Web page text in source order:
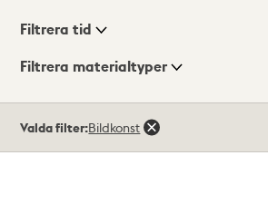
Visningsläge
Filtrera tid
Filtrera materialtyper
träffar
Valda filter:Bildkonst